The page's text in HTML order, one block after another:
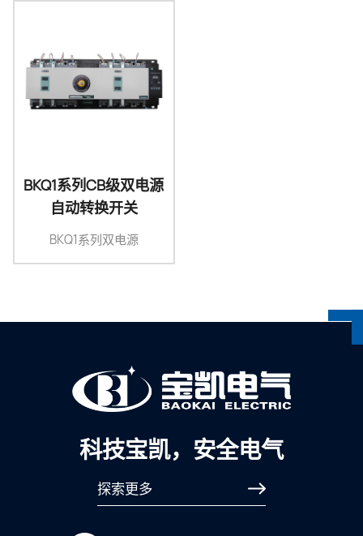
BKQ1系列CB级双电源
自动转换开关
BKQ1系列双电源
科技宝凯，安全电气
探索更多